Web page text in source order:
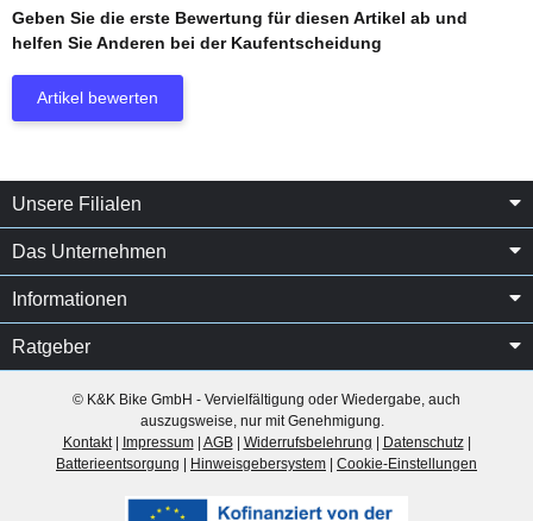
Geben Sie die erste Bewertung für diesen Artikel ab und
helfen Sie Anderen bei der Kaufentscheidung
Artikel bewerten
Unsere Filialen
Das Unternehmen
Informationen
Ratgeber
© K&K Bike GmbH - Vervielfältigung oder Wiedergabe, auch
auszugsweise, nur mit Genehmigung.
Kontakt| Impressum| AGB| Widerrufsbelehrung Datenschutz|
Batterieentsorgung
Hinweisgebersystem Cookie-Einstellungen